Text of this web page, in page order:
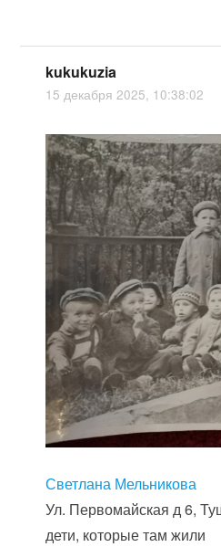
kukukuzia
15 декабря 2025, 10:38:02
Светлана Мельникова
Ул. Первомайская д 6,
дети, которые там жили